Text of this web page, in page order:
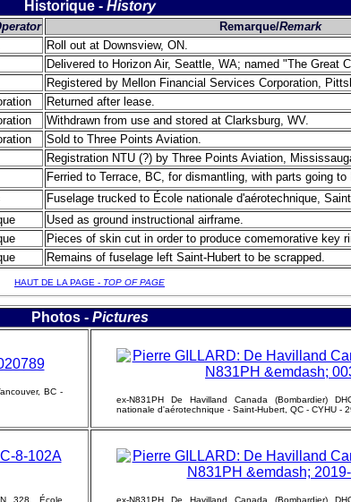
Historique - History
Remarque/Remark
Roll out at Downsview, ON.
Delivered to Horizon Air, Seattle, WA; named "The Great
Registered by Mellon Financial Services Corporation,
Returned after lease.
Withdrawn from use and stored at Clarksburg, WV.
Sold to Three Points Aviation.
Registration NTU (?) by Three Points Aviation,
Ferried to Terrace, BC, for dismantling, with parts going
Fuselage trucked to École nationale d'aérotechnique,
Used as ground instructional airframe.
Pieces of skin cut in order to produce comemorative key
Remains of fuselage left Saint-Hubert to be scrapped.
HAUT DE LA PAGE - TOP OF PAGE
Photos - Pictures
BC -
ex-N831PH De Havilland Canada (Bombardier)
nationale d'aérotechnique - Saint-Hubert, QC - CYHU -
328, École
ex-N831PH De Havilland Canada (Bombardier)